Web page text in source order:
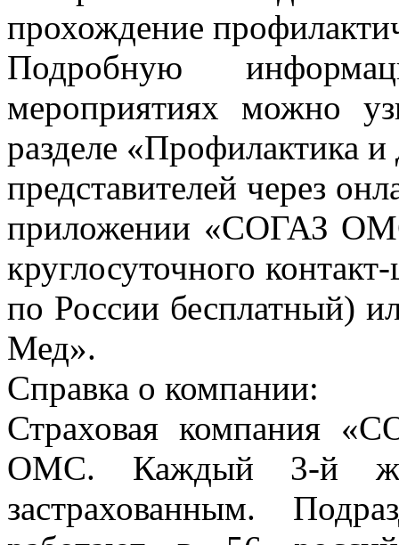
прохождение
Подробную
мероприятиях можно
разделе «Профилактика
представителей через
приложении «СОГАЗ
круглосуточного
по России бесплатный)
Мед».
Справка о компании:
Страховая компания
ОМС. Каждый 3-й
застрахованным.